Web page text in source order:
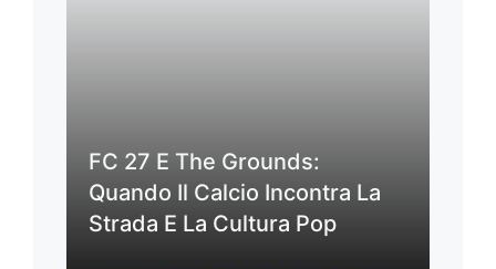
FC 27 E The Grounds:
Quando Il Calcio Incontra La
Strada E La Cultura Pop